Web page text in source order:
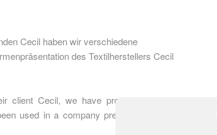
Cecil haben wir verschiedene
des Textilherstellers Cecil
Cecil, we have produced different
used in a company presentation of the